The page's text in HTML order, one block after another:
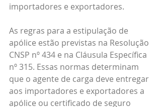
importadores e exportadores.
As regras para a estipulação de
apólice estão previstas na Resolução
CNSP nº 434 e na Cláusula Específica
nº 315. Essas normas determinam
que o agente de carga deve entregar
aos importadores e exportadores a
apólice ou certificado de seguro